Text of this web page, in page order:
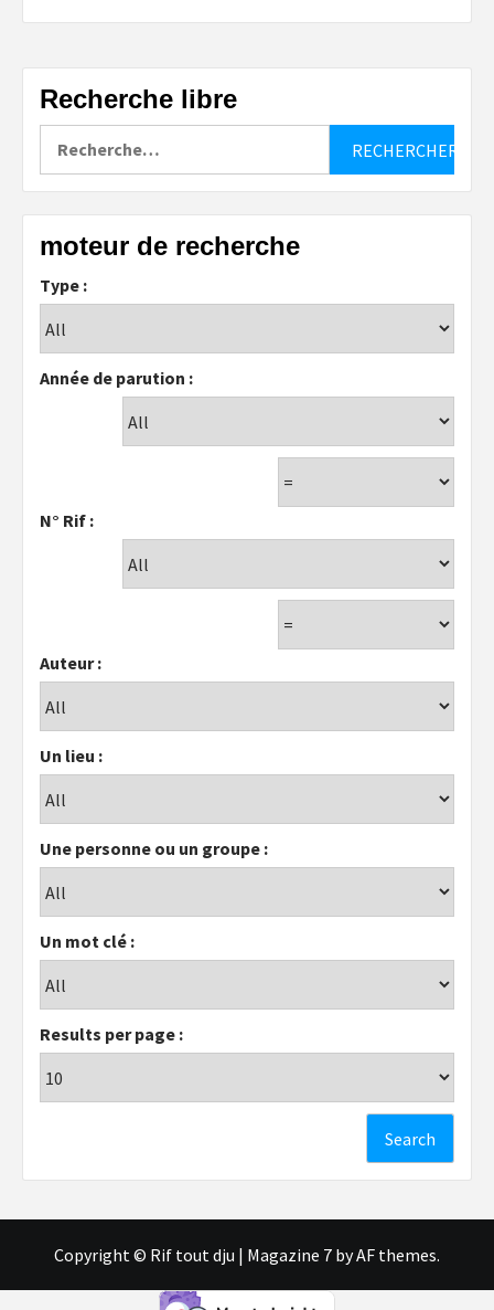
Recherche libre
moteur de recherche
Type :
Année de parution :
N° Rif :
Auteur :
Un lieu :
Une personne ou un groupe :
Un mot clé :
Results per page :
Copyright © Rif tout dju | Magazine 7 by AF themes.